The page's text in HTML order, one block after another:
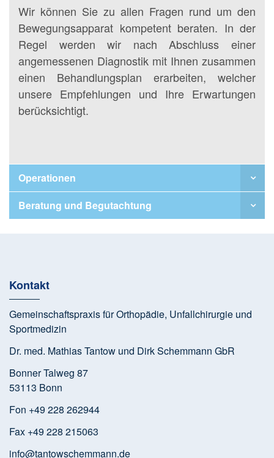
Wir können Sie zu allen Fragen rund um den
Bewegungsapparat kompetent beraten. In der
Regel werden wir nach Abschluss einer
angemessenen Diagnostik mit Ihnen zusammen
einen Behandlungsplan erarbeiten, welcher
unsere Empfehlungen und Ihre Erwartungen
berücksichtigt.
Operationen
Beratung und Begutachtung
Kontakt
Gemeinschaftspraxis für Orthopädie, Unfallchirurgie und
Sportmedizin
Dr. med. Mathias Tantow und Dirk Schemmann GbR
Bonner Talweg 87
53113 Bonn
Fon +49 228 262944
Fax +49 228 215063
info@tantowschemmann.de